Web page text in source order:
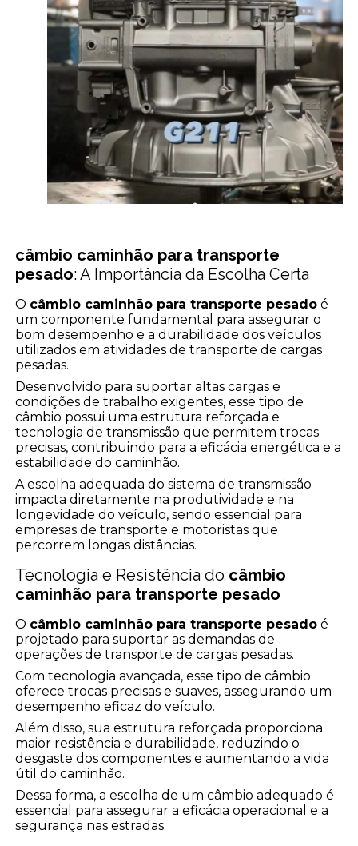
câmbio caminhão para transporte
pesado: A Importância da Escolha Certa
O câmbio caminhão para transporte pesado é
um componente fundamental para assegurar o
bom desempenho e a durabilidade dos veículos
utilizados em atividades de transporte de cargas
pesadas.
Desenvolvido para suportar altas cargas e
condições de trabalho exigentes, esse tipo de
câmbio possui uma estrutura reforçada e
tecnologia de transmissão que permitem trocas
precisas, contribuindo para a eficácia energética e a
estabilidade do caminhão.
A escolha adequada do sistema de transmissão
impacta diretamente na produtividade e na
longevidade do veículo, sendo essencial para
empresas de transporte e motoristas que
percorrem longas distâncias.
Tecnologia e Resistência do câmbio
caminhão para transporte pesado
O câmbio caminhão para transporte pesado é
projetado para suportar as demandas de
operações de transporte de cargas pesadas.
Com tecnologia avançada, esse tipo de câmbio
oferece trocas precisas e suaves, assegurando um
desempenho eficaz do veículo.
Além disso, sua estrutura reforçada proporciona
maior resistência e durabilidade, reduzindo o
desgaste dos componentes e aumentando a vida
útil do caminhão.
Dessa forma, a escolha de um câmbio adequado é
essencial para assegurar a eficácia operacional e a
segurança nas estradas.